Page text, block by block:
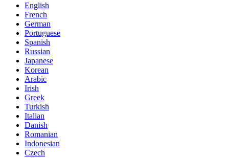
English
French
German
Portuguese
Spanish
Russian
Japanese
Korean
Arabic
Irish
Greek
Turkish
Italian
Danish
Romanian
Indonesian
Czech